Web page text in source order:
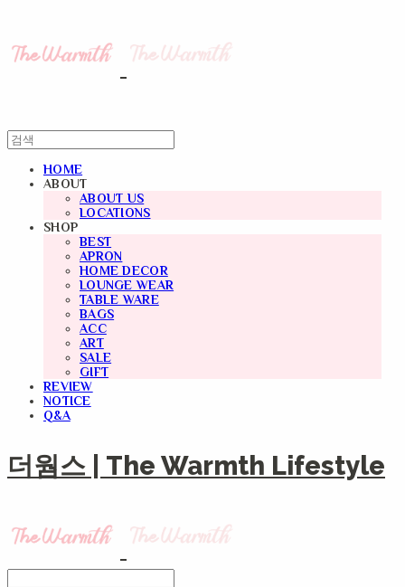
HOME
ABOUT
ABOUT US
LOCATIONS
SHOP
BEST
APRON
HOME DECOR
LOUNGE WEAR
TABLE WARE
BAGS
ACC
ART
SALE
GIFT
REVIEW
NOTICE
Q&A
더웜스 | The Warmth Lifestyle